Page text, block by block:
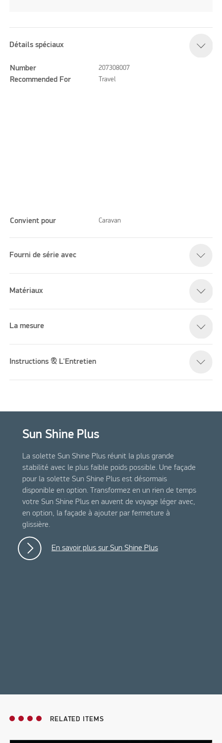
Détails spéciaux
Number 207308007
Recommended For Travel
Convient pour Caravan
Fourni de série avec
Matériaux
La mesure
Instructions & L'Entretien
Sun Shine Plus
La solette Sun Shine Plus réunit la plus grande
stabilité avec le plus faible poids possible. Une façade
pour la solette Sun Shine Plus est désormais
disponible en option. Transformez en un rien de temps
votre Sun Shine Plus en auvent de voyage léger avec,
en option, la façade à ajouter par fermeture à
glissière.
En savoir plus sur Sun Shine Plus
RELATED ITEMS